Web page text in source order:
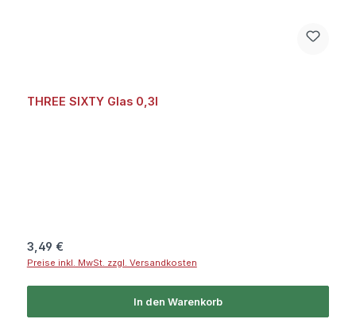
THREE SIXTY Glas 0,3l
Regulärer Preis:
3,49 €
Preise inkl. MwSt. zzgl. Versandkosten
In den Warenkorb